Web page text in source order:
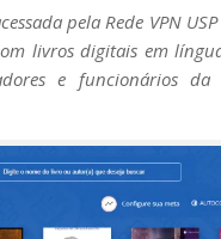
Projetos em Rede
Tecnologia
pela Rede VPN
livros digitais em
e funcionários da